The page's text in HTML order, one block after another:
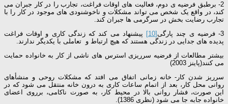
2- برطبق فرضیه ی دوم، فعالیت های اوقات فراغت، تجارب را در کار جبران می
کند، در واقع یک شخص می تواند مشکلات و ناخوشنودی های موجود در کار را با
تجارب رضایت بخش در سرگرمی ها جبران کند.
3- فرضیه ی چند پارگی
[10]
پیشنهاد می کند که زندگی کاری و اوقات فراغت
پدیده های جدایی در زندگی هستند که هیچ ارتباط و تعاملی با یکدیگر ندارند.
بیشتر مطالعات از فرضیه سرریزی استرس های ناشی از کار به خانواده حمایت
می کنند(پاینز 2003)
سرریز شدن کار- خانه زمانی اتفاق می افتد که مشکلات روحی و منشأهای
روانی محل کار، بعد از اتمام ساعات کاری به درون خانه منتقل می شود که در
این صورت، فشار روانی بالا در محیط کار، به صورت ناکامی، برروی اعضای
خانواده جابه جا می شود (نظری 1386).